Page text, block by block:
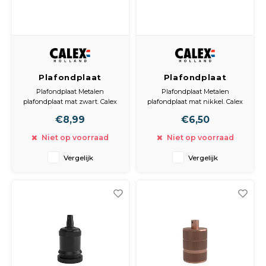
Plafondplaat
Metalen
plafondplaat mat
Plafondplaat Metalen
plafondplaat mat zwart. Calex
Satin Black 100mm
Plafondplaat: 100 x 100 x 26 mm
€8,99
Niet op voorraad
Vergelijk
Plafondplaat
Metalen
plafondplaat mat
Plafondplaat Metalen
plafondplaat mat nikkel. Calex
Satin Nickel 100mm
€6,50
Niet op voorraad
Vergelijk